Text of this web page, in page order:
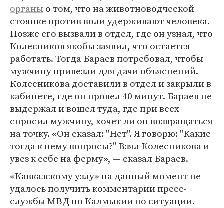
органыо том, что на животноводческой
стоянке против воли удерживают человека.
Позже его вызвали в отдел, где он узнал, что
Колесников якобы заявил, что остается
работать. Тогда Бараев потребовал, чтобы
мужчину привезли для дачи объяснений.
Колесникова доставили в отдел и закрыли в
кабинете, где он провел 40 минут. Бараев не
выдержал и вошел туда, где при всех
спросил мужчину, хочет ли он возвращаться
на точку. «Он сказал: "Нет". Я говорю: "Какие
тогда к нему вопросы?" Взял Колесникова и
увез к себе на ферму», — сказал Бараев.
«Кавказскому узлу» на данный момент не
удалось получить комментарии пресс-
службы МВД по Калмыкии по ситуации.